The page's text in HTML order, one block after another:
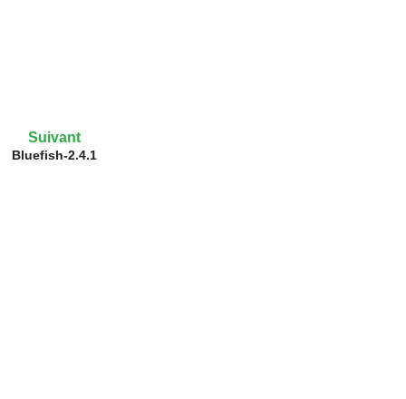
Suivant
Bluefish-2.4.1